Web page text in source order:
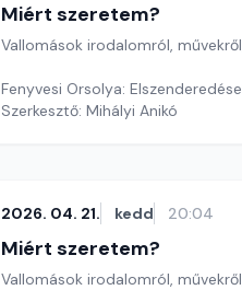
Miért szeretem?
Vallomások irodalomról,
Fenyvesi Orsolya:
Szerkesztő: Mihályi Anikó
2026. 04. 21. kedd 20:04
Miért szeretem?
Vallomások irodalomról,